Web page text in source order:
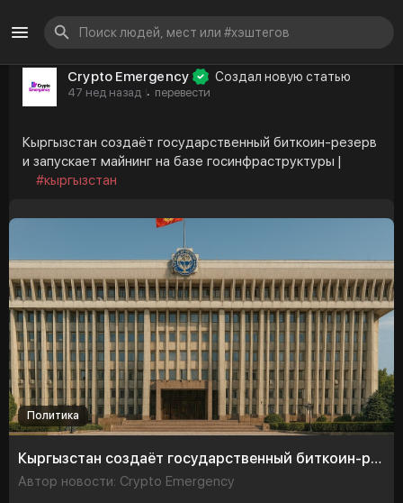
Crypto Emergency Создал новую статью
47 нед назад · перевести
Кыргызстан создаёт государственный биткоин-резерв
и запускает майнинг на базе госинфраструктуры |
#кыргызстан
Политика
Кыргызстан создаёт государственный биткоин-резерв и запускает майнинг на базе госинфраструктуры
Автор новости: Crypto Emergency